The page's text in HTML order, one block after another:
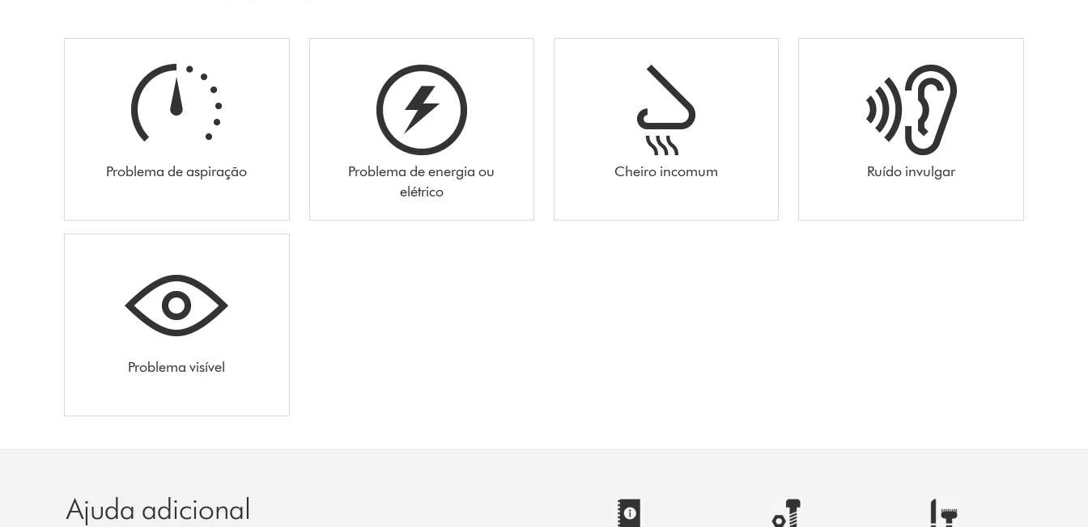
Problema de aspiração
Problema de energia ou
elétrico
Cheiro incomum Ruído invulgar
Problema visível
Ajuda adicional